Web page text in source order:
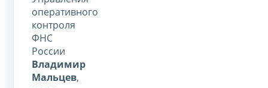
оперативного
контроля
ФНС
России
Владимир
Мальцев,